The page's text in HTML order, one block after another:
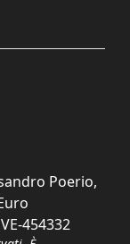
Poerio,
454332